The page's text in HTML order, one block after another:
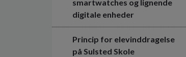
smartwatches og lignende
digitale enheder
Princip for elevinddragelse
på Sulsted Skole